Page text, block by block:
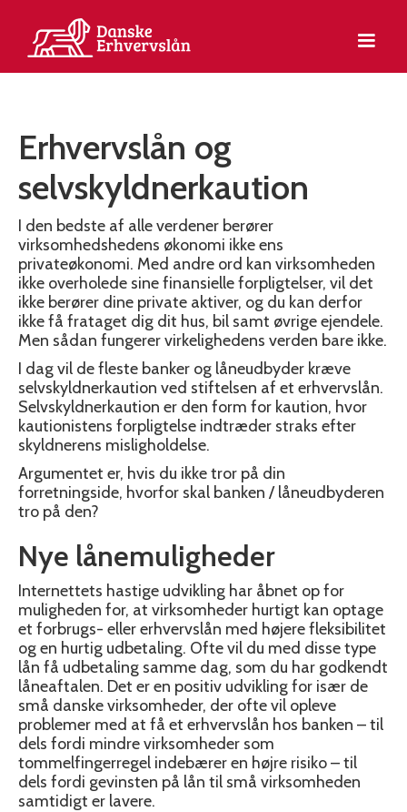
Erhvervslån og
selvskyldnerkaution
I den bedste af alle verdener berører
virksomhedshedens økonomi ikke ens
privateøkonomi. Med andre ord kan virksomheden
ikke overholede sine finansielle forpligtelser, vil det
ikke berører dine private aktiver, og du kan derfor
ikke få frataget dig dit hus, bil samt øvrige ejendele.
Men sådan fungerer virkelighedens verden bare ikke.
I dag vil de fleste banker og låneudbyder kræve
selvskyldnerkaution ved stiftelsen af et erhvervslån.
Selvskyldnerkaution er den form for kaution, hvor
kautionistens forpligtelse indtræder straks efter
skyldnerens misligholdelse.
Argumentet er, hvis du ikke tror på din
forretningside, hvorfor skal banken / låneudbyderen
tro på den?
Nye lånemuligheder
Internettets hastige udvikling har åbnet op for
muligheden for, at virksomheder hurtigt kan optage
et forbrugs- eller erhvervslån med højere fleksibilitet
og en hurtig udbetaling. Ofte vil du med disse type
lån få udbetaling samme dag, som du har godkendt
låneaftalen. Det er en positiv udvikling for især de
små danske virksomheder, der ofte vil opleve
problemer med at få et erhvervslån hos banken – til
dels fordi mindre virksomheder som
tommelfingerregel indebærer en højre risiko – til
dels fordi gevinsten på lån til små virksomheden
samtidigt er lavere.